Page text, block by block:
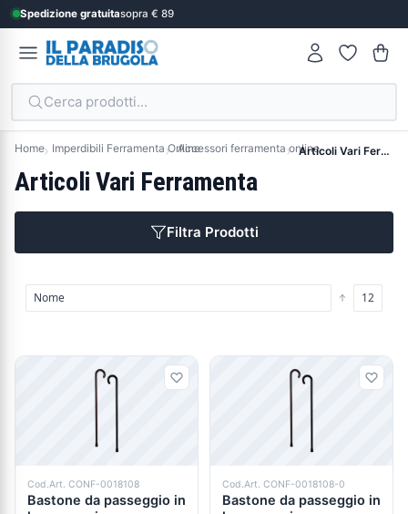
Spedizione gratuitasopra € 89
Cerca prodotti...
Home Imperdibili Ferramenta OnlineAccessori ferramenta online Articoli Vari Ferramenta
Articoli Vari Ferramenta
Filtra Prodotti
Prodotti
Cod.Art. CONF-0018108
Bastone da passeggio in
Cod.Art. CONF-0018108-0
Bastone da passeggio in